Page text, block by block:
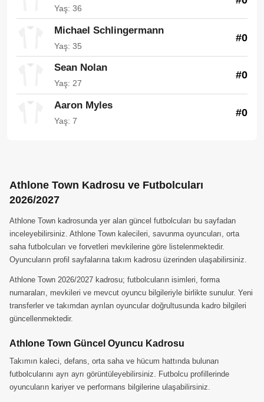
Yaş: 36
Michael Schlingermann
Yaş: 35
#0
Sean Nolan
Yaş: 27
#0
Aaron Myles
Yaş: 7
#0
Athlone Town Kadrosu ve Futbolcuları
2026/2027
Athlone Town kadrosunda yer alan güncel futbolcuları bu sayfadan
inceleyebilirsiniz. Athlone Town kalecileri, savunma oyuncuları, orta
saha futbolcuları ve forvetleri mevkilerine göre listelenmektedir.
Oyuncuların profil sayfalarına takım kadrosu üzerinden ulaşabilirsiniz.
Athlone Town 2026/2027 kadrosu; futbolcuların isimleri, forma
numaraları, mevkileri ve mevcut oyuncu bilgileriyle birlikte sunulur. Yeni
transferler ve takımdan ayrılan oyuncular doğrultusunda kadro bilgileri
güncellenmektedir.
Athlone Town Güncel Oyuncu Kadrosu
Takımın kaleci, defans, orta saha ve hücum hattında bulunan
futbolcularını ayrı ayrı görüntüleyebilirsiniz. Futbolcu profillerinde
oyuncuların kariyer ve performans bilgilerine ulaşabilirsiniz.